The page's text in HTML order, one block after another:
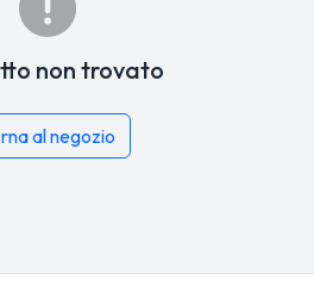
non trovato
al negozio